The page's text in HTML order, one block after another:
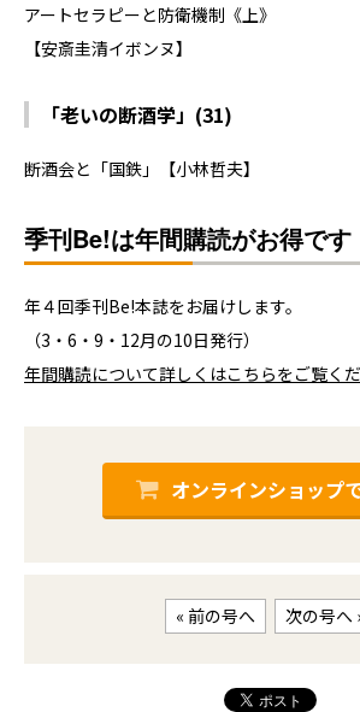
アートセラピーと防衛機制《上》
【安斎圭清イボンヌ】
「老いの断酒学」(31)
断酒会と「国鉄」【小林哲夫】
季刊Be!は年間購読がお得です
年４回季刊Be!本誌をお届けします。
（3・6・9・12月の10日発行）
年間購読について詳しくはこちらをご覧くだ
オンラインショップ
« 前の号へ 次の号へ